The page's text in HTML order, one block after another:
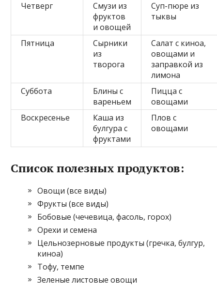
Четверг
Смузи из
фруктов
и овощей
Суп-пюре из
тыквы
Пятница
Сырники
из
творога
Салат с киноа,
овощами и
заправкой из
лимона
Суббота
Блины с
вареньем
Пицца с
овощами
Воскресенье
Каша из
булгура с
фруктами
Плов с
овощами
Список полезных продуктов:
Овощи (все виды)
Фрукты (все виды)
Бобовые (чечевица, фасоль, горох)
Орехи и семена
Цельнозерновые продукты (гречка, булгур,
киноа)
Тофу, темпе
Зеленые листовые овощи